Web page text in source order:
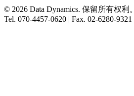
© 2026 Data Dynamics. 保留所有权利。
Tel. 070-4457-0620 | Fax. 02-6280-9321